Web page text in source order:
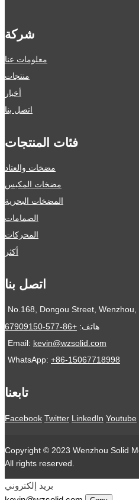
شركة
معلومات عنا
منتجات
أخبار
اتصل بنا
فئات المنتجات
مضخات والعتاد
مضخات المكبس
المضخات البحرية
الصمامات
المحركات
أكثر
اتصل بنا
No.168, Dongou Street,
هاتف: +86-577-67909150
Email: kevin@wzsolid.com
WhatsApp: +86-15067718998
تابعنا
Facebook Twitter LinkedIn Youtube
Copyright © 2023 Wenzhou Solid
All rights reserved.
بريد إلكتروني